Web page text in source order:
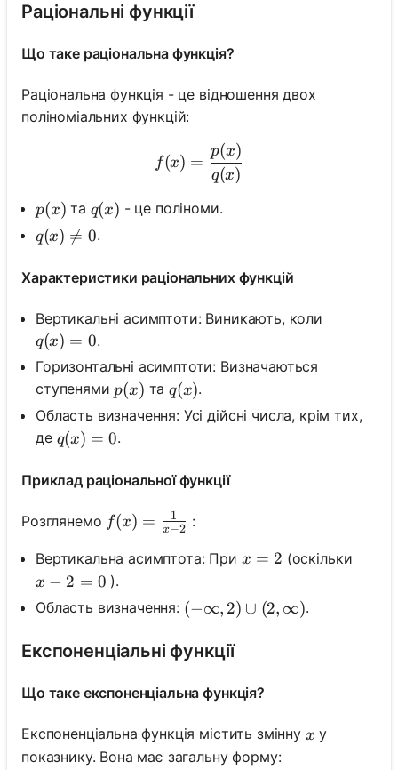
Раціональні функції
Що таке раціональна функція?
Раціональна функція - це відношення двох
поліноміальних функцій:
f(x)=\frac{p(x)}{q(x)}
f(x) =
q(x)
p(x)
p(x)
p(x) та q(x)
q(x) - це поліноми.
q(x) \neq 0
q(x) 
= 0.
Характеристики раціональних функцій
Вертикальні асимптоти: Виникають, коли
q(x)=0
q(x) = 0.
Горизонтальні асимптоти: Визначаються
ступенямиp(x)
p(x) таq(x)
q(x).
Область визначення: Усі дійсні числа, крім тих,
де q(x)=0
q(x) = 0.
Приклад раціональної функції
Розглянемо f(x)=\frac{1}{x-2}
f(x) = x−2
1 :
Вертикальна асимптота: При x=2
x = 2 (оскільки
x-2=0
x − 2 = 0 ).
Область визначення: (-\infty, 2) \cup(2, \infty)
(−∞, 2) ∪ (2, ∞).
Експоненціальні функції
Що таке експоненціальна функція?
Експоненціальна функція містить змінну x
x у
показнику. Вона має загальну форму: